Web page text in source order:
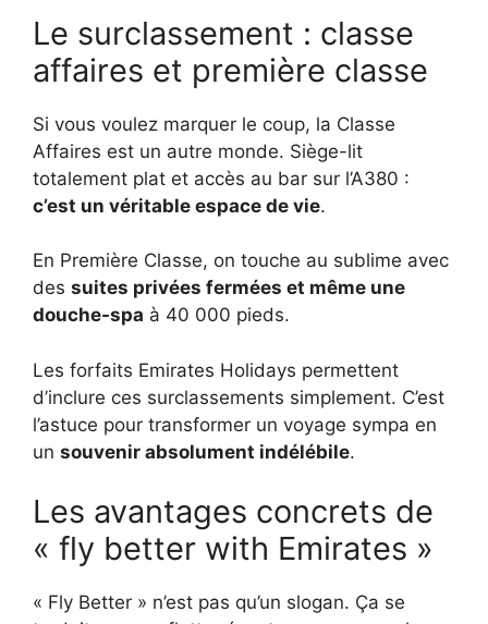
Le surclassement : classe
affaires et première classe
Si vous voulez marquer le coup, la Classe
Affaires est un autre monde. Siège-lit
totalement plat et accès au bar sur l’A380 :
c’est un véritable espace de vie.
En Première Classe, on touche au sublime avec
des suites privées fermées et même une
douche-spa à 40 000 pieds.
Les forfaits Emirates Holidays permettent
d’inclure ces surclassements simplement. C’est
l’astuce pour transformer un voyage sympa en
un souvenir absolument indélébile.
Les avantages concrets de
« fly better with Emirates »
« Fly Better » n’est pas qu’un slogan. Ça se